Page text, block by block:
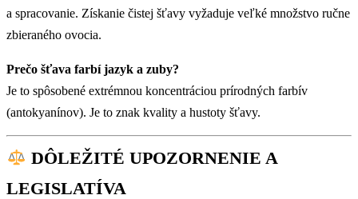
a spracovanie. Získanie čistej šťavy vyžaduje veľké množstvo ručne
zbieraného ovocia.
Prečo šťava farbí jazyk a zuby?
Je to spôsobené extrémnou koncentráciou prírodných farbív
(antokyanínov). Je to znak kvality a hustoty šťavy.
DÔLEŽITÉ UPOZORNENIE A
LEGISLATÍVA